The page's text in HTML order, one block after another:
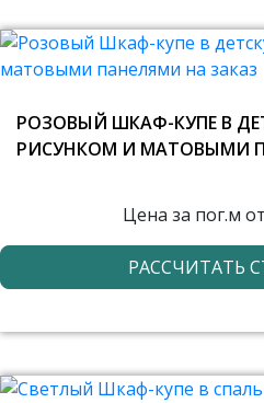
РОЗОВЫЙ ШКАФ-КУПЕ В
РИСУНКОМ И МАТОВЫМИ
Цена за пог.м от
РАССЧИТАТЬ